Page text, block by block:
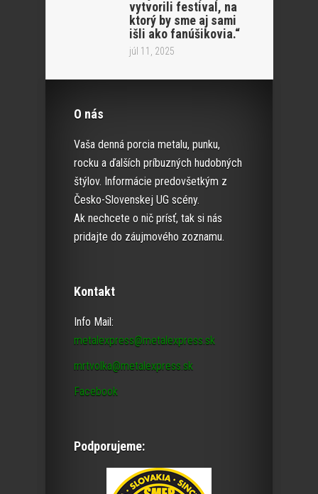
vytvorili festival, na
ktorý by sme aj sami
išli ako fanúšikovia.“
júl 11, 2025
O nás
Vaša denná porcia metalu, punku,
rocku a ďalších príbuzných hudobných
štýlov. Informácie predovšetkým z
Česko-Slovenskej UG scény.
Ak nechcete o nič prísť, tak si nás
pridajte do záujmového zoznamu.
Kontakt
Info Mail:
metalexpress@metalexpress.sk
mrtvolka@metalexpress.sk
Facebook
Podporujeme: